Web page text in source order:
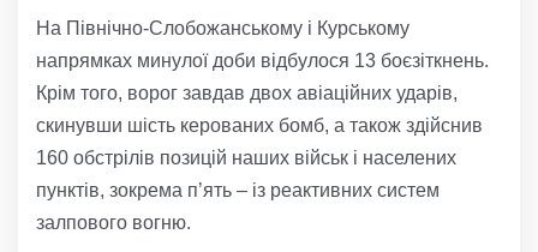
На Північно-Слобожанському і Курському
напрямках минулої доби відбулося 13 боєзіткнень.
Крім того, ворог завдав двох авіаційних ударів,
скинувши шість керованих бомб, а також здійснив
160 обстрілів позицій наших військ і населених
пунктів, зокрема п’ять – із реактивних систем
залпового вогню.